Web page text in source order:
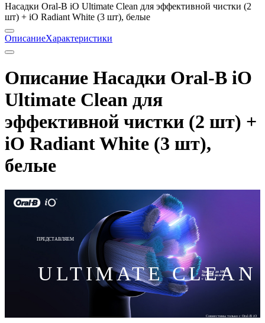
Насадки Oral-B iO Ultimate Clean для эффективной чистки (2
шт) + iO Radiant White (3 шт), белые
ОписаниеХарактеристики
Описание Насадки Oral-B iO
Ultimate Clean для
эффективной чистки (2 шт) +
iO Radiant White (3 шт),
белые
ПРЕДСТАВЛЯЕМ
ULTIMATE CLEAN
Удаляет до 100%
больше налета
с 1 дня
Совместимы только с Oral-B iO